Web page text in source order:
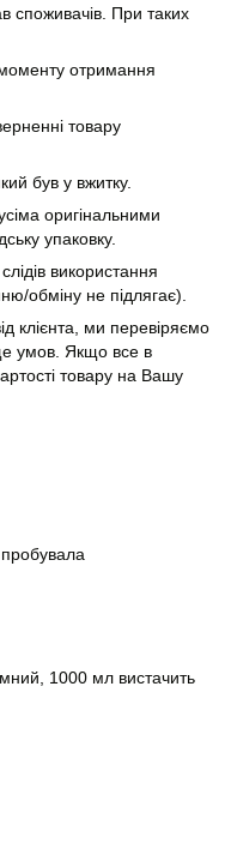
споживачів. При таких
отримання
товару
був у вжитку.
оригінальними
упаковку.
використання
обміну не підлягає).
клієнта, ми перевіряємо
умов. Якщо все в
товару на Вашу
1000 мл вистачить